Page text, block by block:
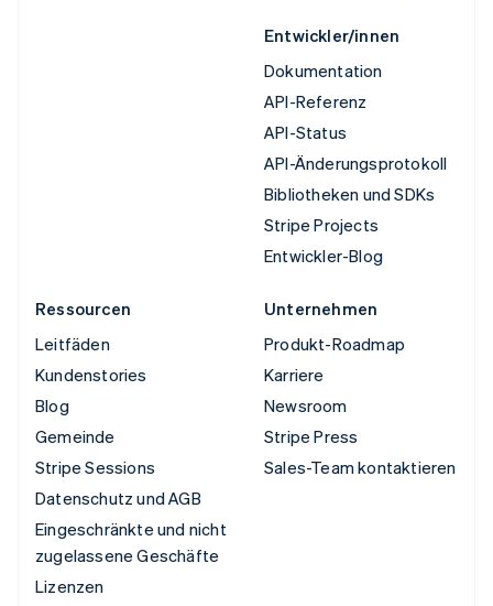
Entwickler/innen
Dokumentation
API-Referenz
API-Status
API-Änderungsprotokoll
Bibliotheken und SDKs
Stripe Projects
Entwickler-Blog
Ressourcen
Leitfäden
Kundenstories
Blog
Gemeinde
Stripe Sessions
Datenschutz und AGB
Eingeschränkte und nicht
zugelassene Geschäfte
Lizenzen
Unternehmen
Produkt-Roadmap
Karriere
Newsroom
Stripe Press
Sales-Team kontaktieren